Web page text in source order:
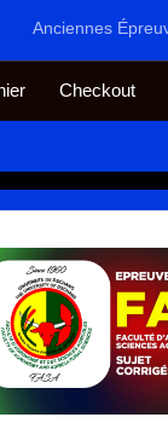
Anciennes
Checkout